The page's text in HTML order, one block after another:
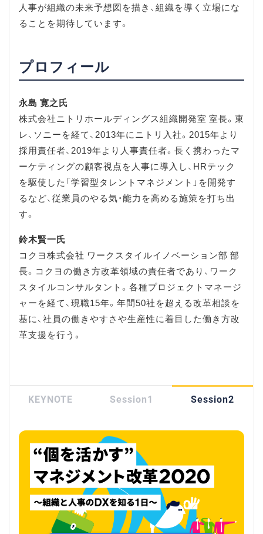
人事が組織の未来予想図を描き、組織を導く立場にな
ることを期待しています。
プロフィール
永島 寛之氏
株式会社ニトリホールディングス組織開発室 室長。東
レ、ソニーを経て、2013年にニトリ入社。2015年より
採用責任者、2019年より人事責任者。長く携わったマ
ーケティングの顧客視点を人事に導入し、HRテック
を駆使した「学習型タレントマネジメント」を開発す
るなど、従業員のやる気・能力を高める施策を打ち出
す。
鈴木賢一氏
コクヨ株式会社 ワークスタイルイノベーション部 部
長。コクヨの働き方改革領域の責任者であり、ワーク
スタイルコンサルタント。各種プロジェクトマネージ
ャーを経て、現職15年。年間50社を超える改革相談を
基に、社員の働きやすさや生産性に着目した働き方改
革支援を行う。
KEYNOTE Session1 Session2